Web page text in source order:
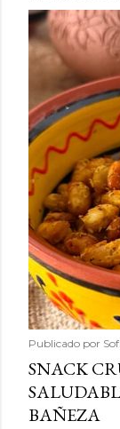
Publicado por
SNACK
BAÑEZA